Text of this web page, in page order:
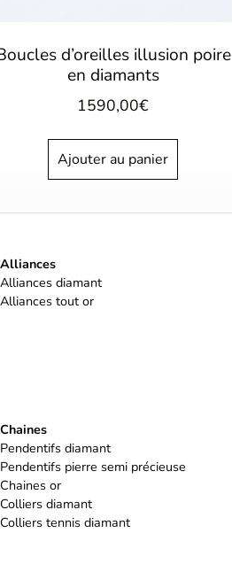
d’oreilles illusion poire
en diamants
1590,00€
Ajouter au panier
Alliances
Alliances diamant
Alliances tout or
Chaines
Pendentifs diamant
Pendentifs pierre semi précieuse
Chaines or
Colliers diamant
Colliers tennis diamant